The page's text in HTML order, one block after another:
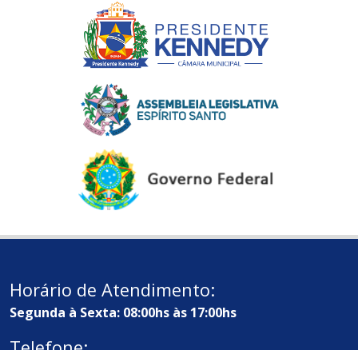
Horário de Atendimento:
Segunda à Sexta: 08:00hs às 17:00hs